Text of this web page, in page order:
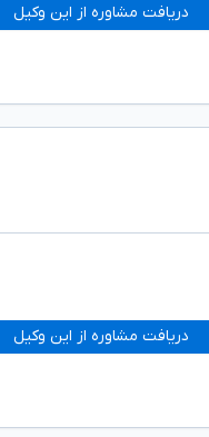
دریافت مشاوره از این وکیل
دریافت مشاوره از این وکیل